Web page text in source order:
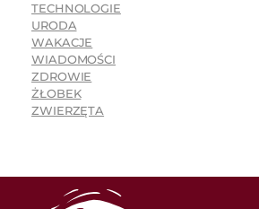
TECHNOLOGIE
URODA
WAKACJE
WIADOMOŚCI
ZDROWIE
ŻŁOBEK
ZWIERZĘTA